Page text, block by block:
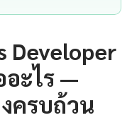
Developer
อะไร —
ครบถ้วน